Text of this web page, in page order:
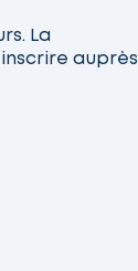
La
auprès